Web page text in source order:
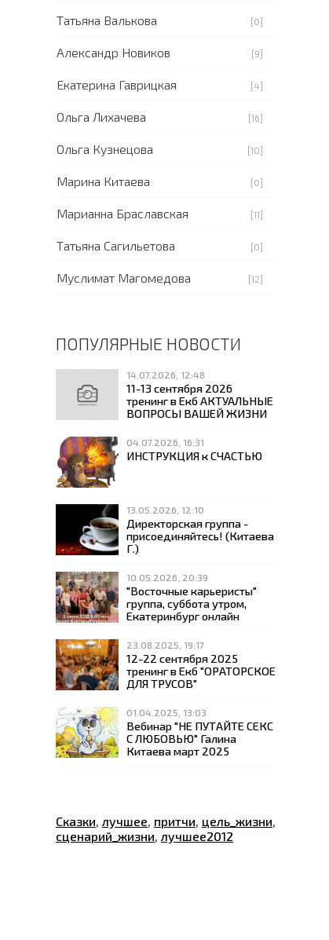
Татьяна Валькова [0]
Александр Новиков [9]
Екатерина Гаврицкая [4]
Ольга Лихачева [16]
Ольга Кузнецова [10]
Марина Китаева [0]
Марианна Браславская [11]
Татьяна Сагильетова [0]
Муслимат Магомедова [12]
ПОПУЛЯРНЫЕ НОВОСТИ
14.07.2026, 12:48
11-13 сентября 2026
тренинг в Екб АКТУАЛЬНЫЕ
ВОПРОСЫ ВАШЕЙ ЖИЗНИ
04.07.2026, 16:31
ИНСТРУКЦИЯ к СЧАСТЬЮ
13.05.2026, 12:10
Директорская группа -
присоединяйтесь! (Китаева
Г.)
10.05.2026, 20:39
"Восточные карьеристы"
группа, суббота утром,
Екатеринбург онлайн
23.08.2025, 19:17
12-22 сентября 2025
тренинг в Екб "ОРАТОРСКОЕ
ДЛЯ ТРУСОВ"
01.04.2025, 13:03
Вебинар "НЕ ПУТАЙТЕ СЕКС
С ЛЮБОВЬЮ" Галина
Китаева март 2025
Сказки, лучшее, притчи, цель_жизни,
сценарий_жизни, лучшее2012